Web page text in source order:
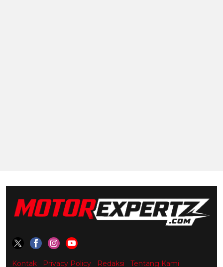
Kontak Privacy Policy Redaksi Tentang Kami